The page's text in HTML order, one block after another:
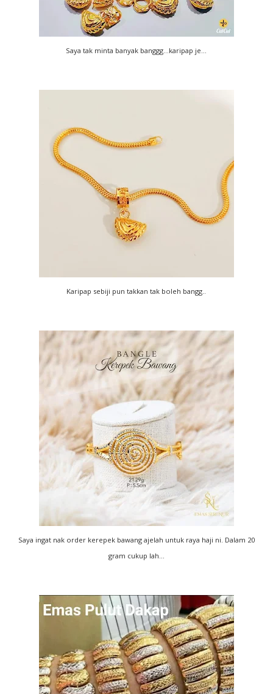
Saya tak minta banyak banggg...karipap je...
Karipap sebiji pun takkan tak boleh bangg..
Saya ingat nak order kerepek bawang ajelah untuk raya haji ni. Dalam 20
gram cukup lah...